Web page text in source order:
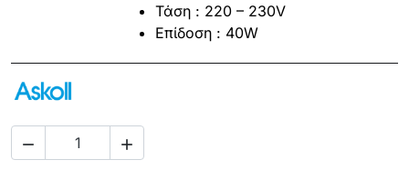
Τάση : 220 – 230V
Επίδοση : 40W
 